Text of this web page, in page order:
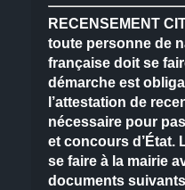
RECENSEMENT
toute personne de
française doit se
démarche est
l’attestation de
nécessaire pour
et concours d’État.
se faire à la mairie
documents